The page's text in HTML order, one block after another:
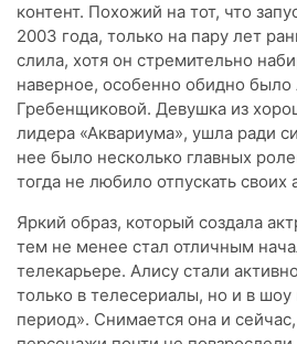
контент. Похожий на тот, что
2003 года, только на пару лет
слила, хотя он стремительно
наверное, особенно обидно было
Гребенщиковой. Девушка из
лидера «Аквариума», ушла ради
нее было несколько главных
тогда не любило отпускать своих
Яркий образ, который создала
тем не менее стал отличным
телекарьере. Алису стали
только в телесериалы, но и в
период». Снимается она и